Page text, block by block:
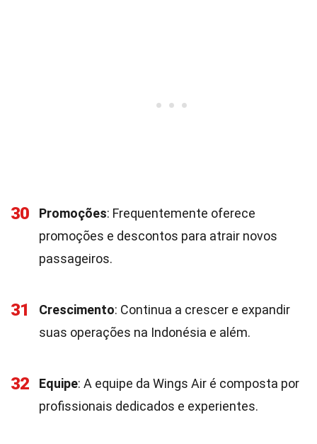
30 Promoções: Frequentemente oferece
promoções e descontos para atrair novos
passageiros.
31 Crescimento: Continua a crescer e expandir
suas operações na Indonésia e além.
32 Equipe: A equipe da Wings Air é composta por
profissionais dedicados e experientes.